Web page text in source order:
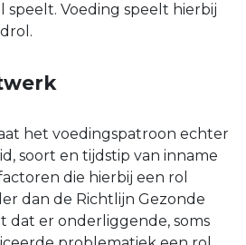
speelt. Voeding speelt hierbij
het voedingspatroon echter
soort en tijdstip van inname
die hierbij een rol
dan de Richtlijn Gezonde
dat er onderliggende, soms